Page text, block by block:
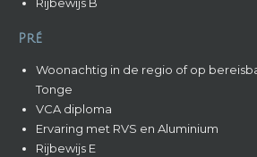
Pré
Woonachtig in de regio of op
Tonge
VCA diploma
Ervaring met RVS en Aluminium
Rijbewijs E